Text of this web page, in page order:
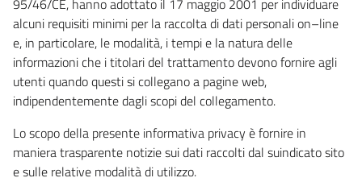
95/46/CE, hanno adottato il 17 maggio 2001 per individuare
alcuni requisiti minimi per la raccolta di dati personali on–line
e, in particolare, le modalità, i tempi e la natura delle
informazioni che i titolari del trattamento devono fornire agli
utenti quando questi si collegano a pagine web,
indipendentemente dagli scopi del collegamento.
Lo scopo della presente informativa privacy è fornire in
maniera trasparente notizie sui dati raccolti dal suindicato sito
e sulle relative modalità di utilizzo.